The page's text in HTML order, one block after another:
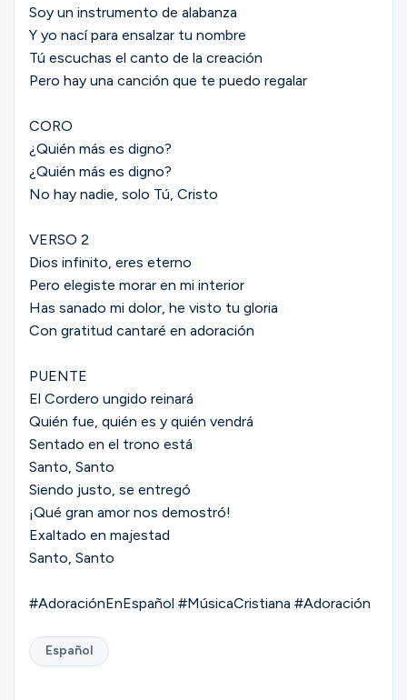
Soy un instrumento de alabanza
Y yo nací para ensalzar tu nombre
Tú escuchas el canto de la creación
Pero hay una canción que te puedo regalar
CORO
¿Quién más es digno?
¿Quién más es digno?
No hay nadie, solo Tú, Cristo
VERSO 2
Dios infinito, eres eterno
Pero elegiste morar en mi interior
Has sanado mi dolor, he visto tu gloria
Con gratitud cantaré en adoración
PUENTE
El Cordero ungido reinará
Quién fue, quién es y quién vendrá
Sentado en el trono está
Santo, Santo
Siendo justo, se entregó
¡Qué gran amor nos demostró!
Exaltado en majestad
Santo, Santo
#AdoraciónEnEspañol #MúsicaCristiana #Adoración
Español